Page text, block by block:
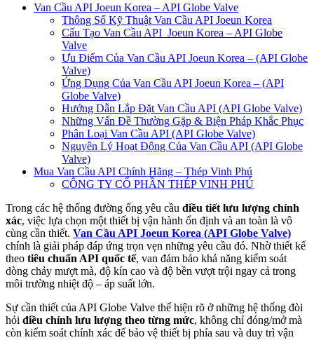
Van Cầu API Joeun Korea – API Globe Valve
Thông Số Kỹ Thuật Van Cầu API Joeun Korea
Cấu Tạo Van Cầu API Joeun Korea – API Globe
Valve
Ưu Điểm Của Van Cầu API Joeun Korea – (API Globe
Valve)
Ứng Dụng Của Van Cầu API Joeun Korea – (API
Globe Valve)
Hướng Dẫn Lắp Đặt Van Cầu API (API Globe Valve)
Những Vấn Đề Thường Gặp & Biện Pháp Khắc Phục
Phân Loại Van Cầu API (API Globe Valve)
Nguyên Lý Hoạt Động Của Van Cầu API (API Globe
Valve)
Mua Van Cầu API Chính Hãng – Thép Vinh Phú
CÔNG TY CỔ PHẦN THÉP VINH PHÚ
Trong các hệ thống đường ống yêu cầu điều tiết lưu lượng chính
xác, việc lựa chọn một thiết bị vận hành ổn định và an toàn là vô
cùng cần thiết. Van Cầu API Joeun Korea (API Globe Valve)
chính là giải pháp đáp ứng trọn vẹn những yêu cầu đó. Nhờ thiết kế
theo tiêu chuẩn API quốc tế, van đảm bảo khả năng kiểm soát
dòng chảy mượt mà, độ kín cao và độ bền vượt trội ngay cả trong
môi trường nhiệt độ – áp suất lớn.
Sự cần thiết của API Globe Valve thể hiện rõ ở những hệ thống đòi
hỏi điều chỉnh lưu lượng theo từng mức, không chỉ đóng/mở mà
còn kiểm soát chính xác để bảo vệ thiết bị phía sau và duy trì vận